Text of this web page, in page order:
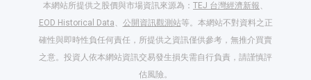
本網站所提供之股價與市場資訊來源為： TEJ 台灣經濟新報、
EOD Historical Data、 公開資訊觀測站等。本網站不對資料之正
確性與即時性負任何責任，所提供之資訊僅供參考，無推介買賣
之意。投資人依本網站資訊交易發生損失需自行負責，請謹慎評
估風險。